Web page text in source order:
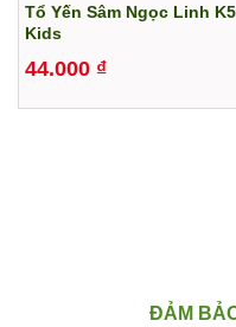
Tổ Yến Sâm Ngọc Linh K5
Kids
44.000 ₫
ĐẢM